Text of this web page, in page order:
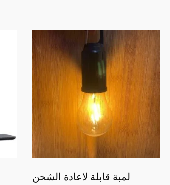
لمبة قابلة لاعادة الشحن